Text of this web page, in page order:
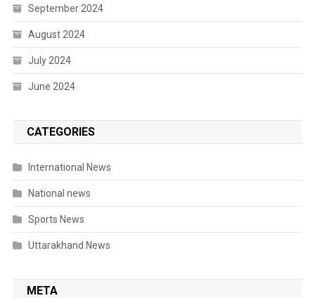
September 2024
August 2024
July 2024
June 2024
CATEGORIES
International News
National news
Sports News
Uttarakhand News
META